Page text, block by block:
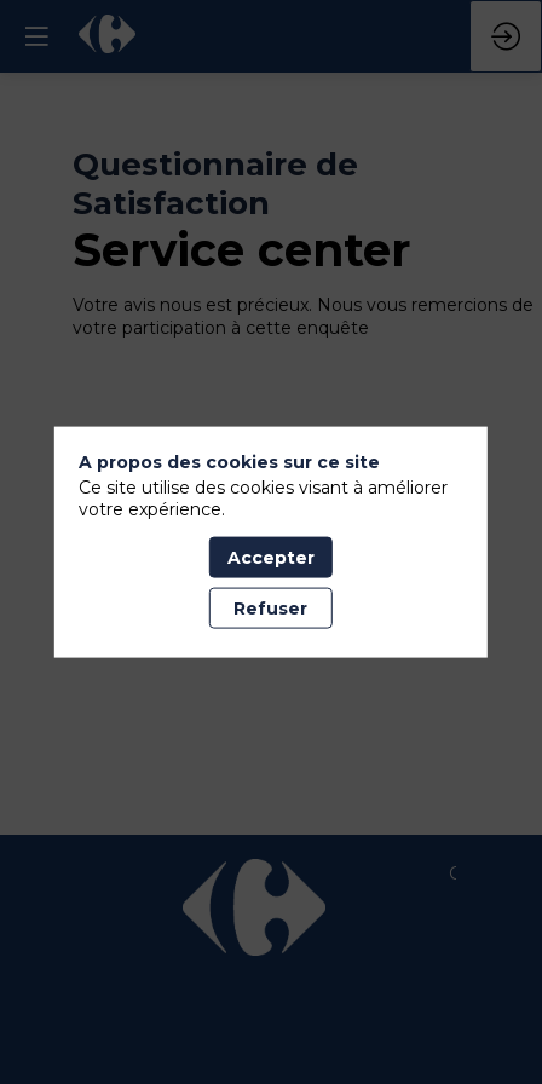
Questionnaire de
Satisfaction
Service center
Votre avis nous est précieux. Nous vous remercions de
votre participation à cette enquête
Copyright
A propos des cookies sur ce site
Ce site utilise des cookies visant à améliorer
votre expérience.
Accepter
Refuser